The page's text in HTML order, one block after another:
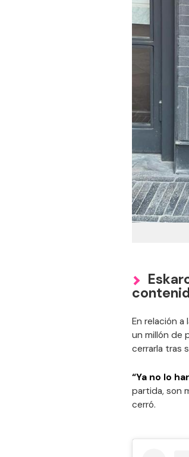
En relación a
un millón de
cerrarla tras
“Ya no lo
partida, son
cerró.